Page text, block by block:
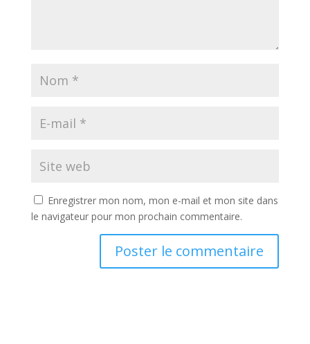
Enregistrer mon nom, mon e-mail et mon site dans
le navigateur pour mon prochain commentaire.